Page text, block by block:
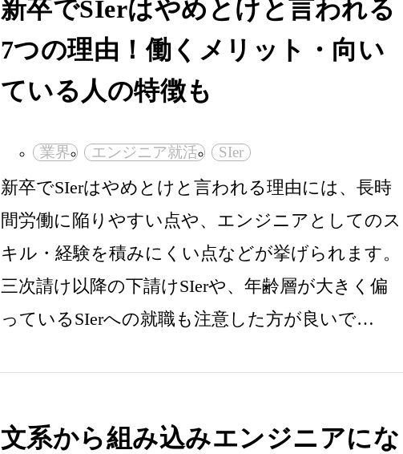
新卒でSIerはやめとけと言われる
7つの理由！働くメリット・向い
ている人の特徴も
業界 エンジニア就活 SIer
新卒でSIerはやめとけと言われる理由には、長時
間労働に陥りやすい点や、エンジニアとしてのス
キル・経験を積みにくい点などが挙げられます。
三次請け以降の下請けSIerや、年齢層が大きく偏
っているSIerへの就職も注意した方が良いで…
文系から組み込みエンジニアにな